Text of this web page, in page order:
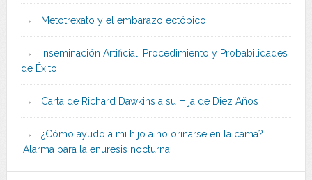
Metotrexato y el embarazo ectópico
Inseminación Artificial: Procedimiento y Probabilidades
de Éxito
Carta de Richard Dawkins a su Hija de Diez Años
¿Cómo ayudo a mi hijo a no orinarse en la cama?
¡Alarma para la enuresis nocturna!